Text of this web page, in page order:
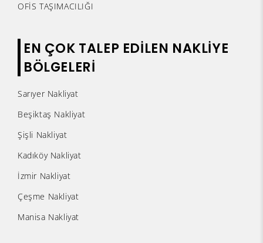
OFİS TAŞIMACILIĞI
EN ÇOK TALEP EDİLEN NAKLİYE
BÖLGELERİ
Sarıyer Nakliyat
Beşiktaş Nakliyat
Şişli Nakliyat
Kadıköy Nakliyat
İzmir Nakliyat
Çeşme Nakliyat
Manisa Nakliyat